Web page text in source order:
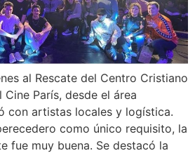
al Rescate del Centro Cristiano
Cine París, desde el área
con artistas locales y logística.
como único requisito, la
fue muy buena. Se destacó la